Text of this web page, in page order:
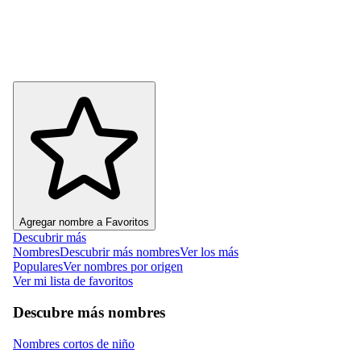
Agregar nombre a Favoritos
Descubrir más
NombresDescubrir más nombresVer los más
PopularesVer nombres por origen
Ver mi lista de favoritos
Descubre más nombres
Nombres cortos de niño